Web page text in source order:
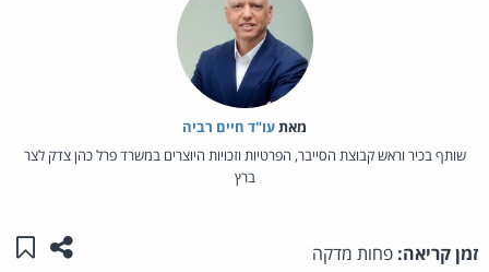
מאת‏עו"ד חיים רביה
שותף בכיר וראש קבוצת הסייבר, הפרטיות וזכויות היוצרים במשרד פרל כהן צדק לצר
ברץ
זמן קריאה: פחות מדקה שתפו